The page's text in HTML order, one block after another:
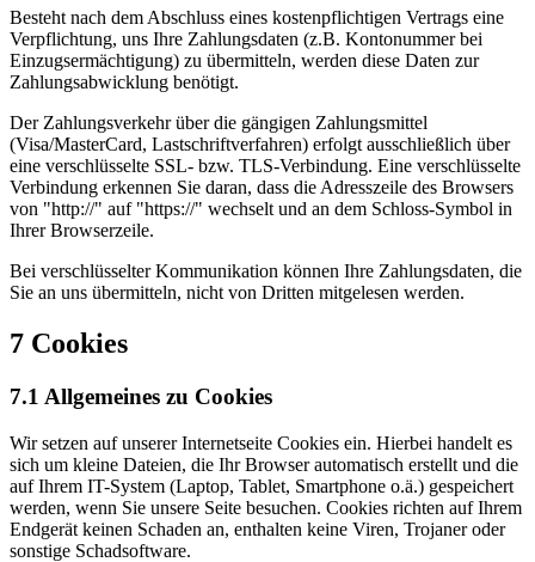
Besteht nach dem Abschluss eines kostenpflichtigen Vertrags eine
Verpflichtung, uns Ihre Zahlungsdaten (z.B. Kontonummer bei
Einzugsermächtigung) zu übermitteln, werden diese Daten zur
Zahlungsabwicklung benötigt.
Der Zahlungsverkehr über die gängigen Zahlungsmittel
(Visa/MasterCard, Lastschriftverfahren) erfolgt ausschließlich über
eine verschlüsselte SSL- bzw. TLS-Verbindung. Eine verschlüsselte
Verbindung erkennen Sie daran, dass die Adresszeile des Browsers
von "http://" auf "https://" wechselt und an dem Schloss-Symbol in
Ihrer Browserzeile.
Bei verschlüsselter Kommunikation können Ihre Zahlungsdaten, die
Sie an uns übermitteln, nicht von Dritten mitgelesen werden.
7 Cookies
7.1 Allgemeines zu Cookies
Wir setzen auf unserer Internetseite Cookies ein. Hierbei handelt es
sich um kleine Dateien, die Ihr Browser automatisch erstellt und die
auf Ihrem IT-System (Laptop, Tablet, Smartphone o.ä.) gespeichert
werden, wenn Sie unsere Seite besuchen. Cookies richten auf Ihrem
Endgerät keinen Schaden an, enthalten keine Viren, Trojaner oder
sonstige Schadsoftware.